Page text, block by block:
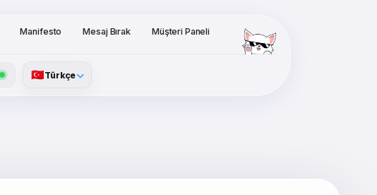
Manifesto Mesaj Bırak Müşteri Paneli
🇹🇷Türkçe